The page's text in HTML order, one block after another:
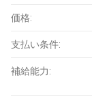
価格:
支払い条件:
補給能力: